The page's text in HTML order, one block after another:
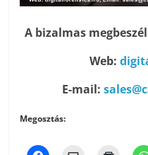
A bizalmas
Web:
E-mail:
Megosztás: